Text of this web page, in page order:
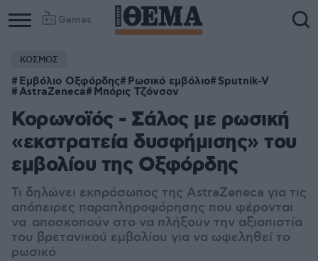
Games
ΚΟΣΜΟΣ
Εμβόλιο Οξφόρδης Ρωσικό εμβόλιο Sputnik-V
AstraZeneca Μπόρις Τζόνσον
Κορωνοϊός - Σάλος με ρωσική
«εκστρατεία δυσφήμισης» του
εμβολίου της Οξφόρδης
Τι δηλώνει εκπρόσωπος της AstraZeneca για τις
απόπειρες παραπληροφόρησης που φέρονται
να αποσκοπούν στο να πλήξουν την αξιοπιστία
του βρετανικού εμβολίου για να ωφεληθεί το
ρωσικό